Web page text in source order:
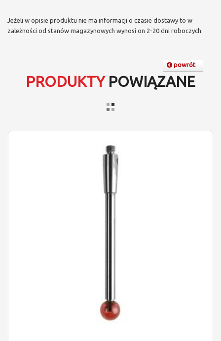
Jeżeli w opisie produktu nie ma informacji o czasie dostawy to w
zależności od stanów magazynowych wynosi on 2-20 dni roboczych.
powrót
PRODUKTYPOWIĄZANE